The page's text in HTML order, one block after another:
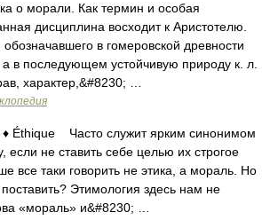
о морали. Как термин и особая
дисциплина восходит к Аристотелю.
в гомеровской древности
в последующем устойчивую природу к. л.
характер,&#8230; …
Éthique Часто служит ярким синонимом
если не ставить себе целью их строгое
все таки говорить не этика, а мораль. Но
Этимология здесь нам не
«мораль» и&#8230; …